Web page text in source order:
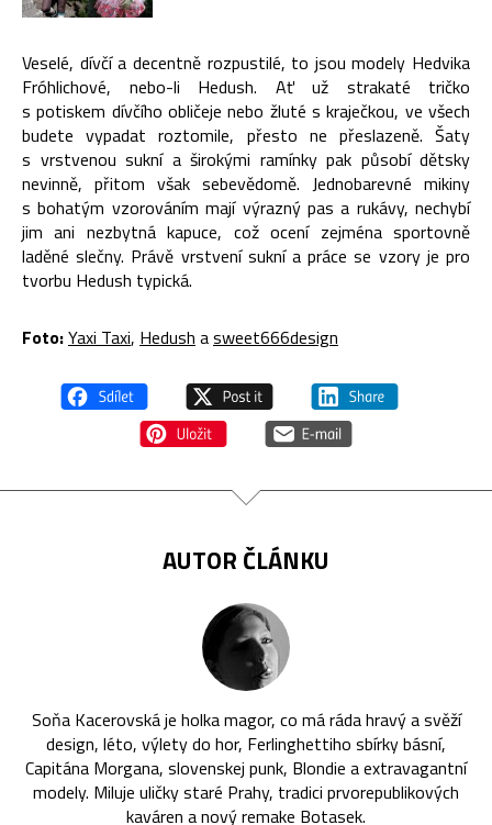
Veselé, dívčí a decentně rozpustilé, to jsou modely Hedvika
Fróhlichové, nebo-li Hedush. Ať už strakaté tričko
s potiskem dívčího obličeje nebo žluté s kraječkou, ve všech
budete vypadat roztomile, přesto ne přeslazeně. Šaty
s vrstvenou sukní a širokými ramínky pak působí dětsky
nevinně, přitom však sebevědomě. Jednobarevné mikiny
s bohatým vzorováním mají výrazný pas a rukávy, nechybí
jim ani nezbytná kapuce, což ocení zejména sportovně
laděné slečny. Právě vrstvení sukní a práce se vzory je pro
tvorbu Hedush typická.
Foto:Yaxi Taxi, Hedush asweet666design
AUTOR ČLÁNKU
Soňa Kacerovská je holka magor, co má ráda hravý a svěží
design, léto, výlety do hor, Ferlinghettiho sbírky básní,
Capitána Morgana, slovenskej punk, Blondie a extravagantní
modely. Miluje uličky staré Prahy, tradici prvorepublikových
kaváren a nový remake Botasek.